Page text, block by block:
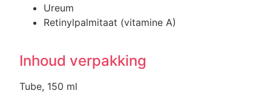
Ureum
Retinylpalmitaat (vitamine A)
Inhoud verpakking
Tube, 150 ml